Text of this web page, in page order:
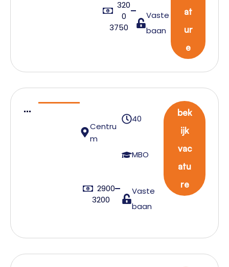
320
0
3750
Vaste
baan
at
ur
e
N
Centru
m
2900
3200
40
MBO
Vaste
baan
bek
ijk
vac
atu
re